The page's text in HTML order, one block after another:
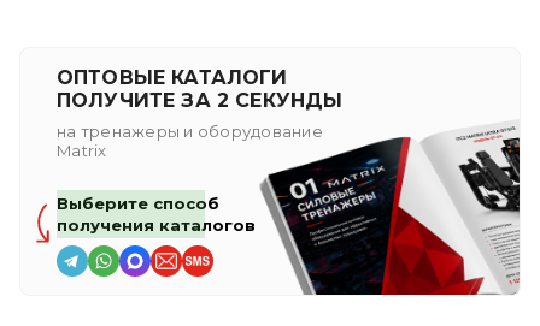
ОПТОВЫЕ КАТАЛОГИ
ПОЛУЧИТЕ ЗА 2 СЕКУНДЫ
на тренажеры и оборудование
Matrix
Выберите способ
получения каталогов